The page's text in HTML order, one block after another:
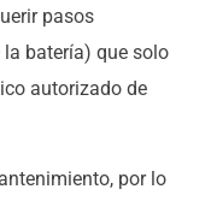
pasos
batería) que solo
autorizado de
por lo